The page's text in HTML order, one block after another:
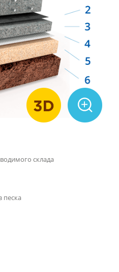
склада
песка